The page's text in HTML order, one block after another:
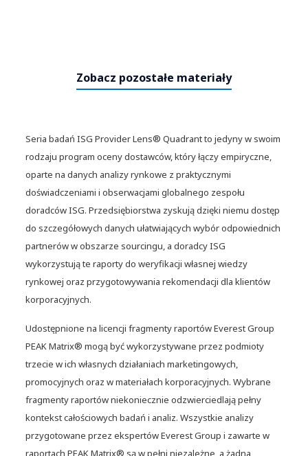
NTT DATA liderem na
światowym rynku usług
Zobacz pozostałe materiały
Seria badań ISG Provider Lens® Quadrant to jedyny w swoim
rodzaju program oceny dostawców, który łączy empiryczne,
oparte na danych analizy rynkowe z praktycznymi
doświadczeniami i obserwacjami globalnego zespołu
doradców ISG. Przedsiębiorstwa zyskują dzięki niemu dostęp
do szczegółowych danych ułatwiających wybór odpowiednich
partnerów w obszarze sourcingu, a doradcy ISG
wykorzystują te raporty do weryfikacji własnej wiedzy
rynkowej oraz przygotowywania rekomendacji dla klientów
korporacyjnych.
Udostępnione na licencji fragmenty raportów Everest Group
PEAK Matrix® mogą być wykorzystywane przez podmioty
trzecie w ich własnych działaniach marketingowych,
promocyjnych oraz w materiałach korporacyjnych. Wybrane
fragmenty raportów niekoniecznie odzwierciedlają pełny
kontekst całościowych badań i analiz. Wszystkie analizy
przygotowane przez ekspertów Everest Group i zawarte w
raportach PEAK Matrix® są w pełni niezależne, a żadna